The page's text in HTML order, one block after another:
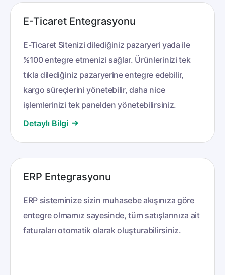
E-Ticaret Entegrasyonu
E-Ticaret Sitenizi dilediğiniz pazaryeri yada ile
%100 entegre etmenizi sağlar. Ürünlerinizi tek
tıkla dilediğiniz pazaryerine entegre edebilir,
kargo süreçlerini yönetebilir, daha nice
işlemlerinizi tek panelden yönetebilirsiniz.
Detaylı Bilgi
ERP Entegrasyonu
ERP sisteminize sizin muhasebe akışınıza göre
entegre olmamız sayesinde, tüm satışlarınıza ait
faturaları otomatik olarak oluşturabilirsiniz.